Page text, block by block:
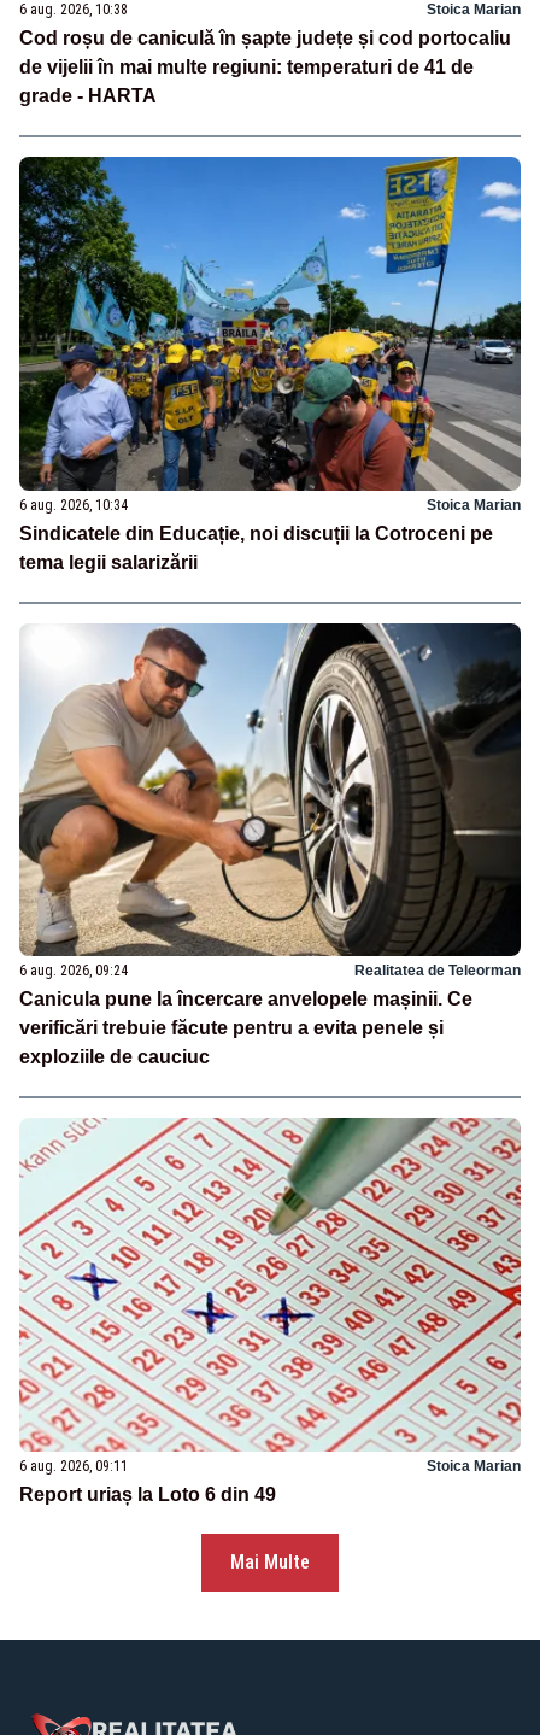
6 aug. 2026, 10:38 Stoica Marian
Cod roșu de caniculă în șapte județe și cod portocaliu
de vijelii în mai multe regiuni: temperaturi de 41 de
grade - HARTA
6 aug. 2026, 10:34 Stoica Marian
Sindicatele din Educație, noi discuții la Cotroceni pe
tema legii salarizării
6 aug. 2026, 09:24 Realitatea de Teleorman
Canicula pune la încercare anvelopele mașinii. Ce
verificări trebuie făcute pentru a evita penele și
exploziile de cauciuc
6 aug. 2026, 09:11 Stoica Marian
Report uriaș la Loto 6 din 49
Mai Multe